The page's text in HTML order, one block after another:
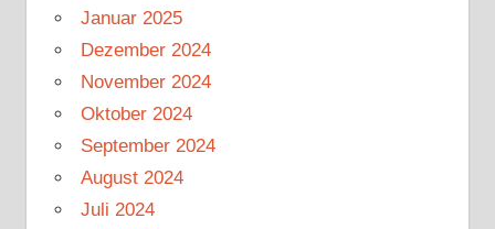
Januar 2025
Dezember 2024
November 2024
Oktober 2024
September 2024
August 2024
Juli 2024